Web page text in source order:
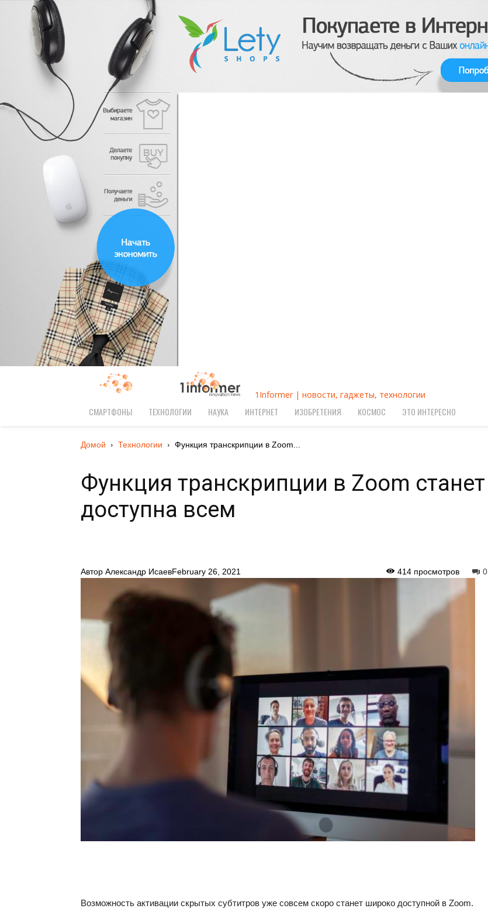
1Informer | новости, гаджеты, технологии
СМАРТФОНЫ ТЕХНОЛОГИИ НАУКА ИНТЕРНЕТ ИЗОБРЕТЕНИЯ КОСМОС ЭТО ИНТЕРЕСНО
Домой Технологии Функция транскрипции в Zoom...
Функция транскрипции в Zoom станет
доступна всем
Автор Александр ИсаевFebruary 26, 2021 0
414 просмотров
Возможность активации скрытых субтитров уже совсем скоро станет широко доступной в Zoom.